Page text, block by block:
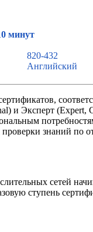
минут
820-432
Английский
и Эксперт (Expert,
проверки знаний
сетей
ступень